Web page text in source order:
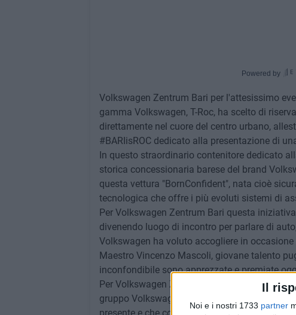
Il
Noi e i nostri 1733 partner
Powered by
Volkswagen Zentrum Bari per l'attesissimo
gamma Volkswagen, T-Roc, ha scelto di
direttamente nel cuore del centro urbano,
#BARIisROC dedicato alla presentazione di
In questo straordinario contenitore dedicato
storica concessionaria barese del brand
questa vettura "BornConfident", nata cioè
tecnologica che offre i più evoluti sistemi di
Per Volkswagen Zentrum Bari questa
divenendo luogo di incontro per parlare di
Volkswagen ha voluto accogliere in
Maestro Vincenzo Mascoli, giovane talento
inconfondibile sono apprezzate e premiate
Per Volkswagen Zentrum Bari, Mascoli ha
gruppo Volkswagen per la città all'amore per